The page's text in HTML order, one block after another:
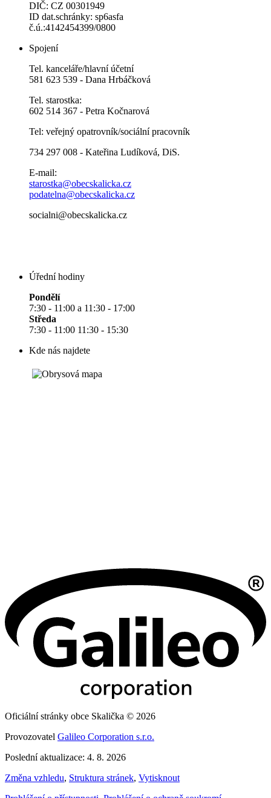
DIČ: CZ 00301949
ID dat.schránky: sp6asfa
č.ú.:4142454399/0800
Spojení
Tel. kanceláře/hlavní účetní
581 623 539 - Dana Hrbáčková
Tel. starostka:
602 514 367 - Petra Kočnarová
Tel: veřejný opatrovník/sociální pracovník
734 297 008 - Kateřina Ludíková, DiS.
E-mail:
starostka@obecskalicka.cz
podatelna@obecskalicka.cz
socialni@obecskalicka.cz
Úřední hodiny
Pondělí
7:30 - 11:00 a 11:30 - 17:00
Středa
7:30 - 11:00 11:30 - 15:30
Kde nás najdete
Oficiální stránky obce Skalička © 2026
Provozovatel Galileo Corporation s.r.o.
Poslední aktualizace: 4. 8. 2026
Změna vzhledu, Struktura stránek, Vytisknout